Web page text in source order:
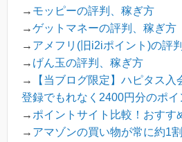
→ モッピーの評判、稼ぎ方
→ゲットマネーの評判、稼ぎ方
→ アメフリ(旧i2iポイント)の評
→ げん玉の評判、稼ぎ方
→
【当ブログ限定】ハピタス
登録でもれなく2400円分のポイ
→ ポイントサイト比較！おすす
→ アマゾンの買い物が常に約1